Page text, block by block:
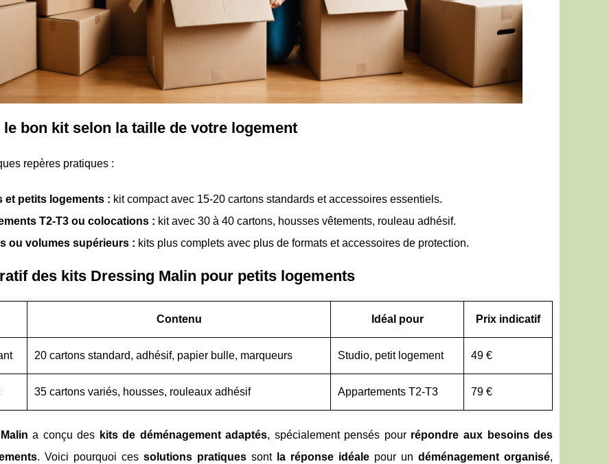
bon kit selon la taille de votre logement
repères pratiques :
et petits logements : kit compact avec 15-20 cartons standards et accessoires essentiels.
T2-T3 ou colocations : kit avec 30 à 40 cartons, housses vêtements, rouleau adhésif.
ou volumes supérieurs : kits plus complets avec plus de formats et accessoires de protection.
des kits Dressing Malin pour petits logements
Contenu Idéal pour Prix indicatif
20 cartons standard, adhésif, papier bulle, marqueurs Studio, petit logement 49 €
35 cartons variés, housses, rouleaux adhésif Appartements T2-T3 79 €
a conçu des kits de déménagement adaptés, spécialement pensés pour répondre aux besoins des
. Voici pourquoi ces solutions pratiques sont la réponse idéale pour un déménagement organisé,